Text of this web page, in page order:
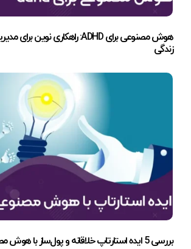
هوش مصنوعی برای ADHD: راهکاری نوین برای مدیریت تمرکز و بهبود
زندگی
بررسی 5 ایده استارتاپ خلاقانه و پول‌ساز با هوش مصنوعی